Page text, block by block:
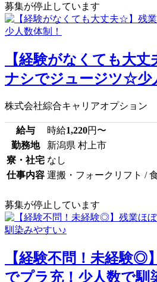
募集が停止しています
【経験がなくても大
ナシでジュージツ☆少
株式会社綜合キャリアオプション
給与 時給1,220円〜
勤務地
新潟県 村上市
寮・社宅 なし
仕事内容 運搬・フォークリフト /
募集が停止しています
【経験不問！未経験◎
でプラ充！少人数で馴